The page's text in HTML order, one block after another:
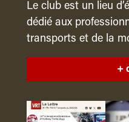
Le club est un lieu
dédié aux
transports et de la
+